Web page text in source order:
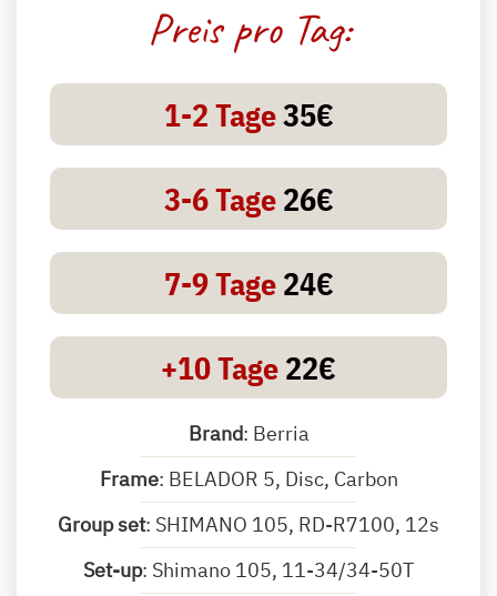
Preis pro Tag:
1-2 Tage35€
3-6 Tage26€
7-9 Tage24€
+10 Tage22€
Brand: Berria
Frame: BELADOR 5, Disc, Carbon
Group set: SHIMANO 105, RD-R7100, 12s
Set-up: Shimano 105, 11-34/34-50T